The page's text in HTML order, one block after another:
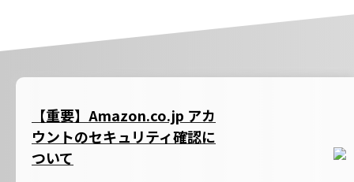
【重要】Amazon.co.jp アカ
ウントのセキュリティ確認に
ついて